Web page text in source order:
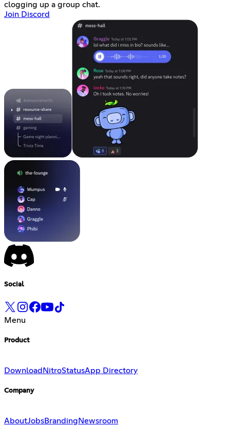
clogging up a group chat.
Join Discord
Social
Menu
Product
Download NitroStatusApp Directory
Company
AboutJobsBranding Newsroom